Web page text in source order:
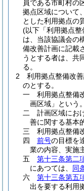
員である市町村の
拠点区域について
とした利用拠点の
(以下「利用拠点
は、当該協議会の
備改善計画に記載
うとする者は、共
る。
2
利用拠点整備改
のとする。
一
利用拠点整備
画区域」という
二
計画区域にお
善に関する基本
三
利用拠点整備
四
前号の目標を
業の内容、実施
五
第十三条第二
にあつては、 同
六
第十三条第五
出を要する利用